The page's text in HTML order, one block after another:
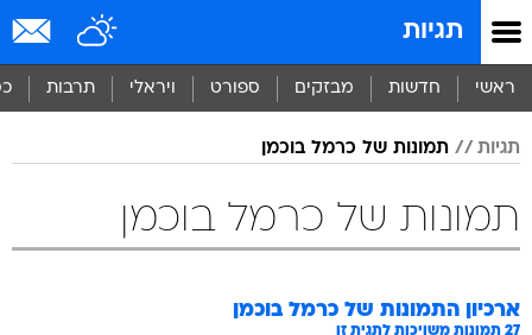
תגיות
ראשי חדשות מבזקים ספורט ויראלי תרבות
תגיות תמונות של כרמל בוכמן
תמונות של כרמל בוכמן
ארכיון התמונות של כרמל בוכמן
27 תמונות משויכות לתגית זו